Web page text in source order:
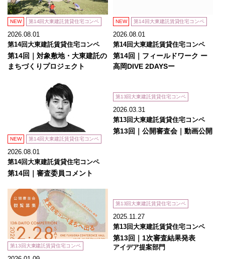
NEW 第14回大東建託賃貸住宅コンペ
2026.08.01
第14回大東建託賃貸住宅コンペ
第14回｜対象敷地・大東建託の
まちづくりプロジェクト
NEW 第14回大東建託賃貸住宅コンペ
2026.08.01
第14回大東建託賃貸住宅コンペ
第14回｜フィールドワーク ー
高岡DIVE 2DAYSー
NEW 第14回大東建託賃貸住宅コンペ
2026.08.01
第14回大東建託賃貸住宅コンペ
第14回｜審査委員コメント
第13回大東建託賃貸住宅コンペ
2026.03.31
第13回大東建託賃貸住宅コンペ
第13回｜公開審査会｜動画公開
第13回大東建託賃貸住宅コンペ
第13回大東建託賃貸住宅コンペ
2025.11.27
第13回大東建託賃貸住宅コンペ
第13回｜1次審査結果発表
アイデア提案部門